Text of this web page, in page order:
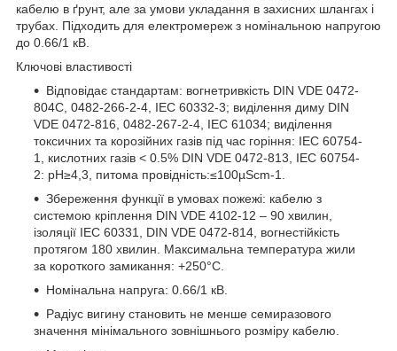
кабелю в ґрунт, але за умови укладання в захисних шлангах і
трубах. Підходить для електромереж з номінальною напругою
до 0.66/1 кВ.
Ключові властивості
Відповідає стандартам: вогнетривкість DIN VDE 0472-
804C, 0482-266-2-4, IEC 60332-3; виділення диму DIN
VDE 0472-816, 0482-267-2-4, IEC 61034; виділення
токсичних та корозійних газів під час горіння: IEC 60754-
1, кислотних газів < 0.5% DIN VDE 0472-813, IEC 60754-
2: pH≥4,3, питома провідність:≤100µScm-1.
Збереження функції в умовах пожежі: кабелю з
системою кріплення DIN VDE 4102-12 – 90 хвилин,
ізоляції IEC 60331, DIN VDE 0472-814, вогнестійкість
протягом 180 хвилин. Максимальна температура жили
за короткого замикання: +250°С.
Номінальна напруга: 0.66/1 кВ.
Радіус вигину становить не менше семиразового
значення мінімального зовнішнього розміру кабелю.